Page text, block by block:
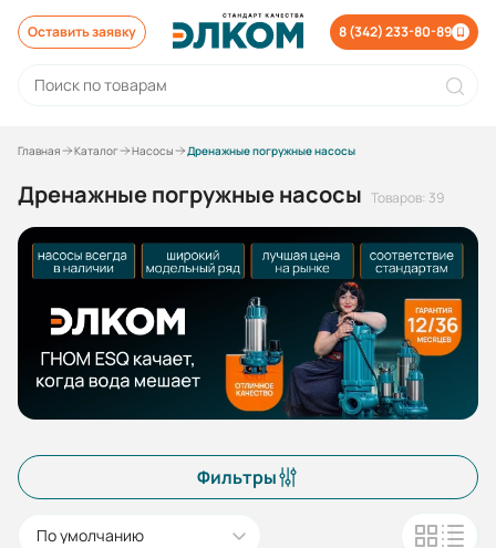
Оставить заявку 8 (342) 233-80-89
Главная Каталог Насосы Дренажные погружные насосы
Дренажные погружные насосы Товаров: 39
Фильтры
По умолчанию